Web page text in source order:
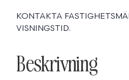
KONTAKTA
VISNINGSTID.
Beskrivning